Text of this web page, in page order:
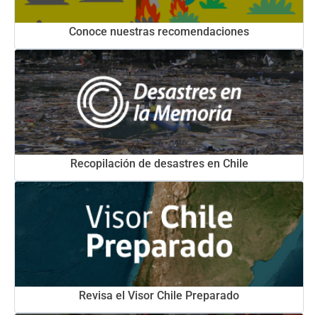
Conoce nuestras recomendaciones
Recopilación de desastres en Chile
Revisa el Visor Chile Preparado